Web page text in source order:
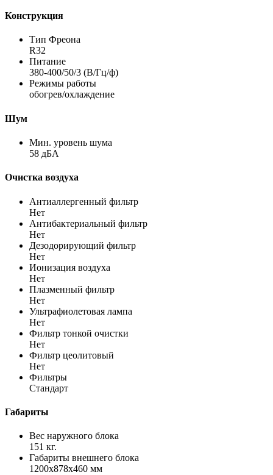
Конструкция
Тип Фреона
R32
Питание
380-400/50/3 (В/Гц/ф)
Режимы работы
обогрев/охлаждение
Шум
Мин. уровень шума
58 дБА
Очистка воздуха
Антиаллергенный фильтр
Нет
Антибактериальный фильтр
Нет
Дезодорирующий фильтр
Нет
Ионизация воздуха
Нет
Плазменный фильтр
Нет
Ультрафиолетовая лампа
Нет
Фильтр тонкой очистки
Нет
Фильтр цеолитовый
Нет
Фильтры
Стандарт
Габариты
Вес наружного блока
151 кг.
Габариты внешнего блока
1200x878x460 мм